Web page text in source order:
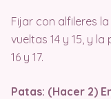
Fijar con alfileres
vueltas 14 y 15, y
16 y 17.
Patas: (Hacer 2)